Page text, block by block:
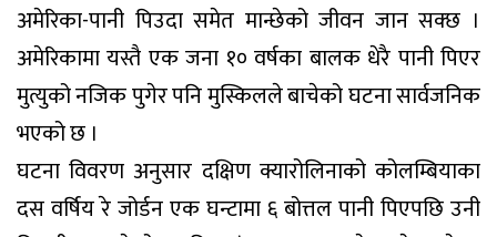
अमेरिका-पानी पिउदा समेत मान्छेको जीवन जान सक्छ ।
अमेरिकामा यस्तै एक जना १० वर्षका बालक धेरै पानी पिएर
मुत्युको नजिक पुगेर पनि मुस्किलले बाचेको घटना सार्वजनिक
भएको छ ।
घटना विवरण अनुसार दक्षिण क्यारोलिनाको कोलम्बियाका
दस वर्षिय रे जोर्डन एक घन्टामा ६ बोत्तल पानी पिएपछि उनी